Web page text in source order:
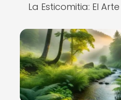
La Esticomitia: El